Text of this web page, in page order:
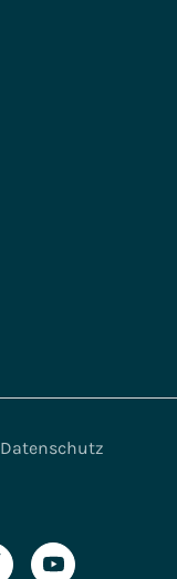
Datenschutz